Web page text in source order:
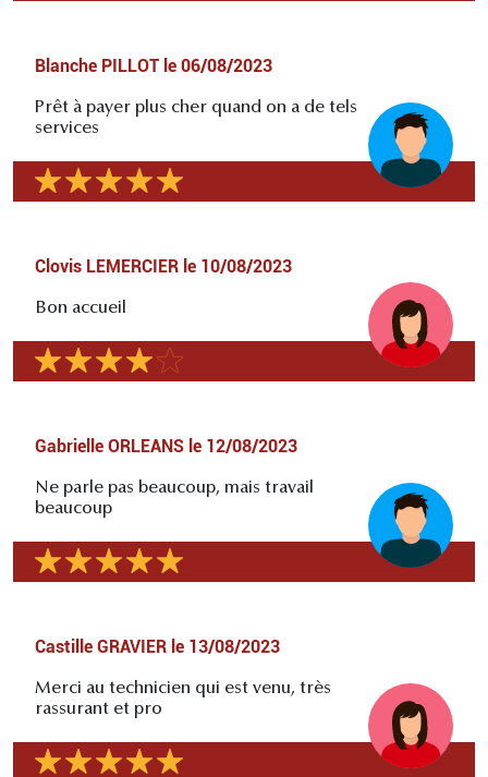
Blanche PILLOT le 06/08/2023
Prêt à payer plus cher quand on a de tels
services
Clovis LEMERCIER le 10/08/2023
Bon accueil
Gabrielle ORLEANS le 12/08/2023
Ne parle pas beaucoup, mais travail
beaucoup
Castille GRAVIER le 13/08/2023
Merci au technicien qui est venu, très
rassurant et pro